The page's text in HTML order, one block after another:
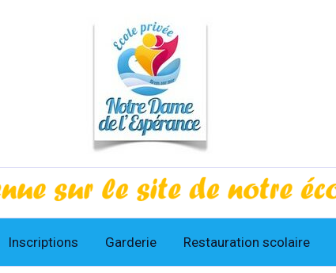
Inscriptions Garderie Restauration scolaire